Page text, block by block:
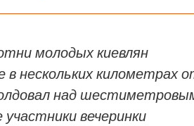
молодых киевлян
в нескольких километрах
над
вечеринки